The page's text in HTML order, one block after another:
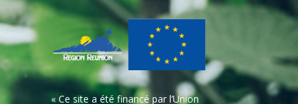
« Ce site a été financé par l’Union